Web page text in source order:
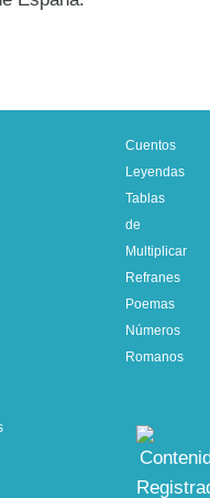
Cuentos
Leyendas
Tablas
de
Multiplicar
Refranes
Poemas
Números
Romanos